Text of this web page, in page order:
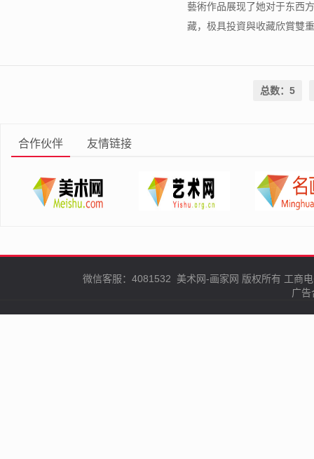
藝術作品展现了她对于东西
藏，极具投資與收藏欣賞雙
总数：5
合作伙伴 友情链接
微信客服：4081532 美术网-画家网 版权所有 工商
广